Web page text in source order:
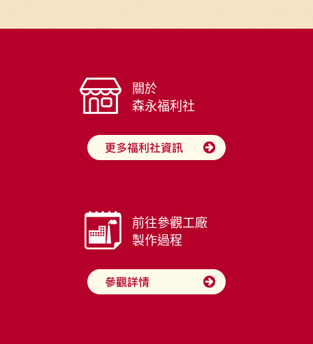
關於
森永福利社
前往參觀工廠
製作過程